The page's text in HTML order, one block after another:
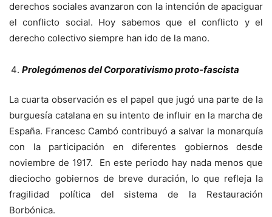
derechos sociales avanzaron con la intención de apaciguar
el conflicto social. Hoy sabemos que el conflicto y el
derecho colectivo siempre han ido de la mano.
Prolegómenos del Corporativismo proto-fascista
La cuarta observación es el papel que jugó una parte de la
burguesía catalana en su intento de influir en la marcha de
España. Francesc Cambó contribuyó a salvar la monarquía
con la participación en diferentes gobiernos desde
noviembre de 1917. En este periodo hay nada menos que
dieciocho gobiernos de breve duración, lo que refleja la
fragilidad política del sistema de la Restauración
Borbónica.